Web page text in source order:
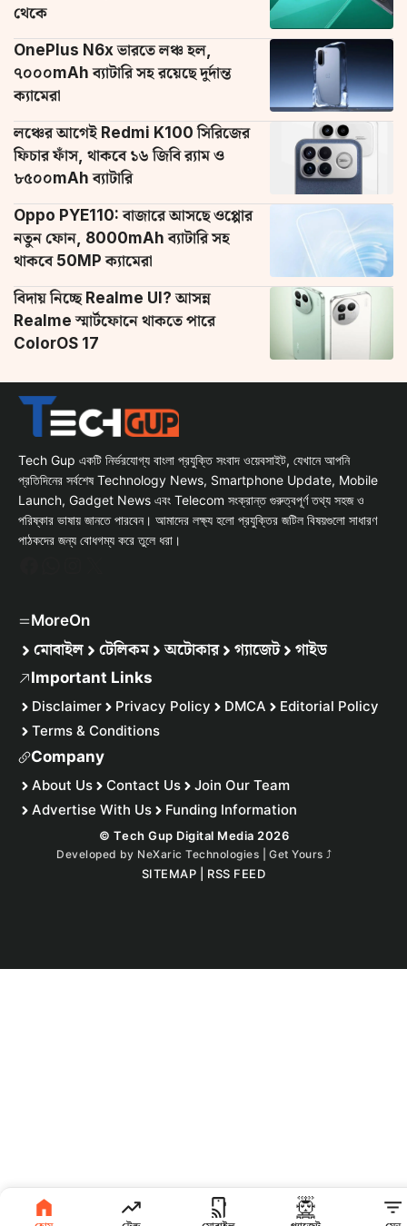
থেকে
OnePlus N6x ভারতে লঞ্চ হল,
৭০০০mAh ব্যাটারি সহ রয়েছে দুর্দান্ত
ক্যামেরা
লঞ্চের আগেই Redmi K100 সিরিজের
ফিচার ফাঁস, থাকবে ১৬ জিবি র‌্যাম ও
৮৫০০mAh ব্যাটারি
Oppo PYE110: বাজারে আসছে ওপ্পোর
নতুন ফোন, 8000mAh ব্যাটারি সহ
থাকবে 50MP ক্যামেরা
বিদায় নিচ্ছে Realme UI? আসন্ন
Realme স্মার্টফোনে থাকতে পারে
ColorOS 17
Tech Gup একটি নির্ভরযোগ্য বাংলা প্রযুক্তি সংবাদ ওয়েবসাইট, যেখানে আপনি
প্রতিদিনের সর্বশেষ Technology News, Smartphone Update, Mobile
Launch, Gadget News এবং Telecom সংক্রান্ত গুরুত্বপূর্ণ তথ্য সহজ ও
পরিষ্কার ভাষায় জানতে পারবেন। আমাদের লক্ষ্য হলো প্রযুক্তির জটিল বিষয়গুলো সাধারণ
পাঠকদের জন্য বোধগম্য করে তুলে ধরা।
MoreOn
মোবাইল টেলিকম অটোকার গ্যাজেট গাইড
Important Links
Disclaimer Privacy Policy DMCA
Editorial Policy
Terms & Conditions
Company
About Us Contact Us
Join Our Team
Advertise With Us
Funding Information
© Tech Gup Digital Media 2026
Developed by NeXaric Technologies | Get Yours⤴︎
SITEMAP RSS FEED